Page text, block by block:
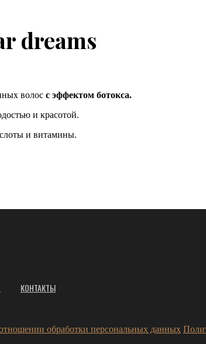
dreams
волос с эффектом ботокса.
и красотой.
и витамины.
КОНТАКТЫ
обработки персональных данных